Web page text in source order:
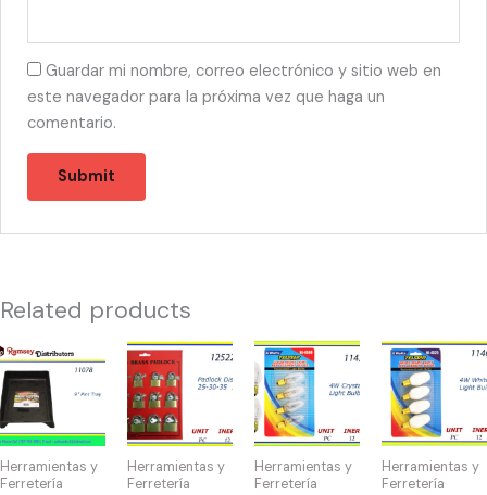
Guardar mi nombre, correo electrónico y sitio web en
este navegador para la próxima vez que haga un
comentario.
Related products
Herramientas y
Ferretería
11078
-
CH91127
9"
Paint
Tray
Herramientas y
Ferretería
12522
-
CANDADO
DISPLAY
(12)
25-
Herramientas y
Ferretería
11471
-
NIGHT
LIGHTS
4W
(4)
Herramientas y
Ferretería
11465
NIGHT
LIGHT
BLANCAS
4W